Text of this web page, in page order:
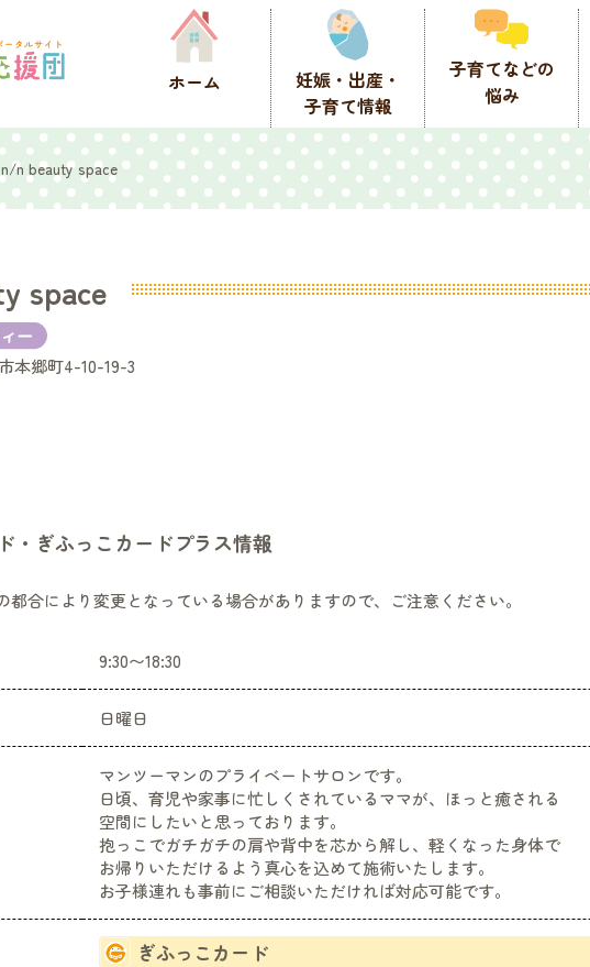
ホーム
妊娠・出産・
子育て情報
子育てなどの
悩み
n/n beauty space
space
本郷町4-10-19-3
・ぎふっこカードプラス情報
都合により変更となっている場合がありますので、ご注意ください。
9:30〜18:30
日曜日
マンツーマンのプライベートサロンです。
日頃、育児や家事に忙しくされているママが、ほっと癒される
空間にしたいと思っております。
抱っこでガチガチの肩や背中を芯から解し、軽くなった身体で
お帰りいただけるよう真心を込めて施術いたします。
お子様連れも事前にご相談いただければ対応可能です。
ぎふっこカード